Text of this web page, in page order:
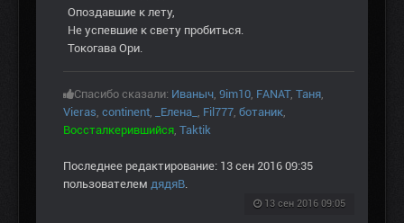
Опоздавшие к лету,
Не успевшие к свету пробиться.
Токогава Ори.
Спасибо сказали: Иваныч 9im10 FANAT, Таня
Vieras continent _Елена_ Fil777 ботаник
Воссталкерившийся Taktik
Последнее редактирование: 13 сен 2016 09:35
пользователем дядяВ
13 сен 2016 09:05